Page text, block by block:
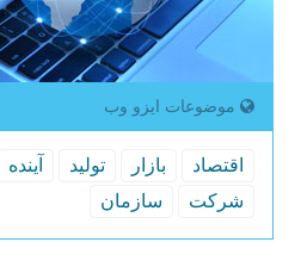
موضوعات ایزو وب
اقتصاد بازار تولید آینده
شركت
سازمان